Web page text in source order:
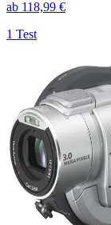
ab 118,99 €
1 Test